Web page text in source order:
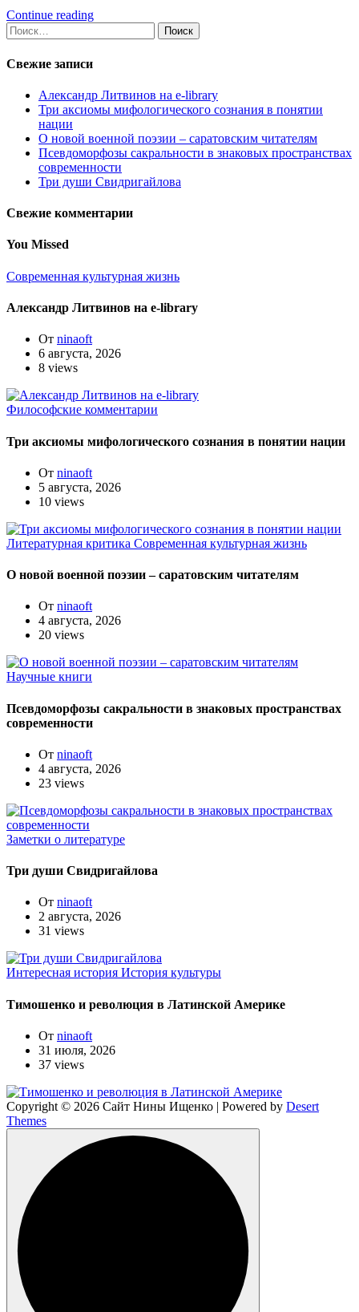
Отправить
Continue reading
Найти:
Свежие записи
Александр Литвинов на e-library
Три аксиомы мифологического сознания в понятии
нации
О новой военной поэзии – саратовским читателям
Псевдоморфозы сакральности в знаковых пространствах
современности
Три души Свидригайлова
Свежие комментарии
You Missed
Современная культурная жизнь
Александр Литвинов на e-library
От ninaoft
6 августа, 2026
8 views
Философские комментарии
Три аксиомы мифологического сознания в понятии нации
От ninaoft
5 августа, 2026
10 views
Литературная критика Современная культурная жизнь
О новой военной поэзии – саратовским читателям
От ninaoft
4 августа, 2026
20 views
Научные книги
Псевдоморфозы сакральности в знаковых пространствах
современности
От ninaoft
4 августа, 2026
23 views
Заметки о литературе
Три души Свидригайлова
От ninaoft
2 августа, 2026
31 views
Интересная история История культуры
Тимошенко и революция в Латинской Америке
От ninaoft
31 июля, 2026
37 views
Copyright © 2026 Сайт Нины Ищенко | Powered by Desert
Themes